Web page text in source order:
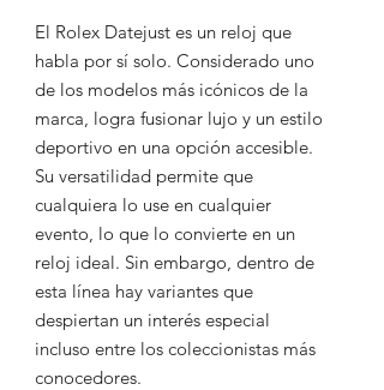
El Rolex Datejust es un reloj que
habla por sí solo. Considerado uno
de los modelos más icónicos de la
marca, logra fusionar lujo y un estilo
deportivo en una opción accesible.
Su versatilidad permite que
cualquiera lo use en cualquier
evento, lo que lo convierte en un
reloj ideal. Sin embargo, dentro de
esta línea hay variantes que
despiertan un interés especial
incluso entre los coleccionistas más
conocedores.